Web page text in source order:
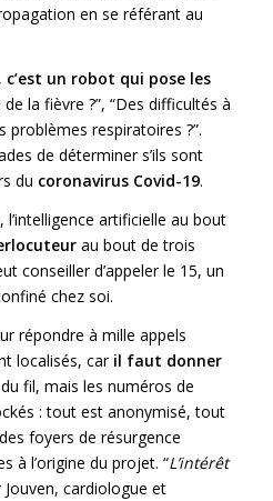
en se référant au
c’est un robot qui pose les
de la fièvre ?”, “Des difficultés à
problèmes respiratoires ?”.
de déterminer s’ils sont
du coronavirus Covid-19.
l’intelligence artificielle au bout
au bout de trois
conseiller d’appeler le 15, un
chez soi.
répondre à mille appels
localisés, car il faut donner
fil, mais les numéros de
: tout est anonymisé, tout
foyers de résurgence
à l’origine du projet. “L’intérêt
Jouven, cardiologue et